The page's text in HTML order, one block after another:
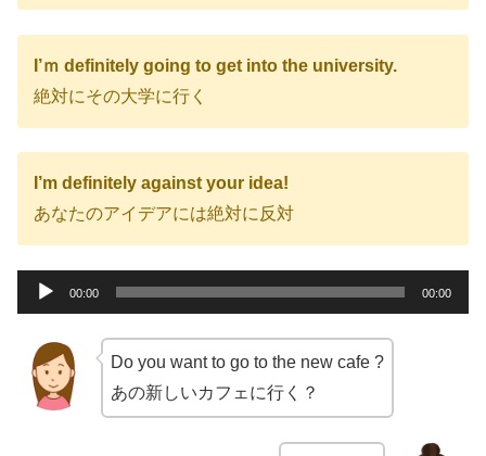
I’ｍ definitely going to get into the university.
絶対にその大学に行く
I’m definitely against your idea!
あなたのアイデアには絶対に反対
声
レ
00:00 00:00
Do you want to go to the new cafe ?
あの新しいカフェに行く？